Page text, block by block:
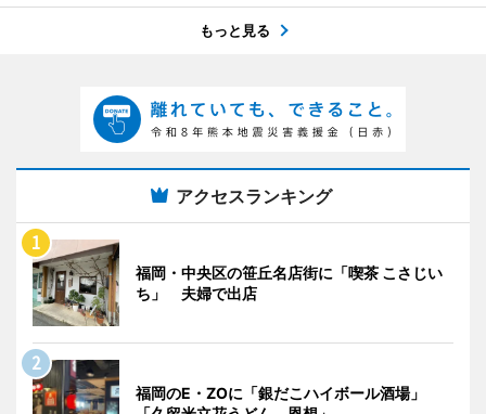
もっと見る
アクセスランキング
福岡・中央区の笹丘名店街に「喫茶 こさじい
ち」 夫婦で出店
福岡のE・ZOに「銀だこハイボール酒場」